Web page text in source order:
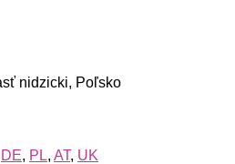
nidzicki, Poľsko
DE, PL, AT, UK